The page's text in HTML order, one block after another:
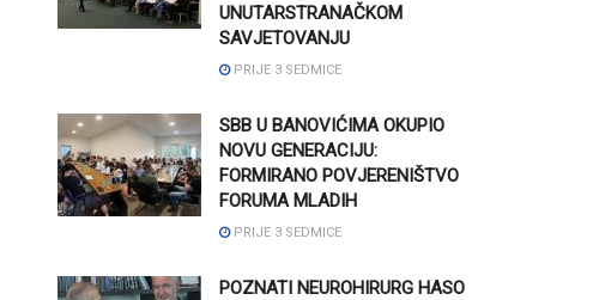
UNUTARSTRANAČKOM
SAVJETOVANJU
PRIJE 3 SEDMICE
SBB U BANOVIĆIMA OKUPIO
NOVU GENERACIJU:
FORMIRANO POVJERENIŠTVO
FORUMA MLADIH
PRIJE 3 SEDMICE
POZNATI NEUROHIRURG HASO